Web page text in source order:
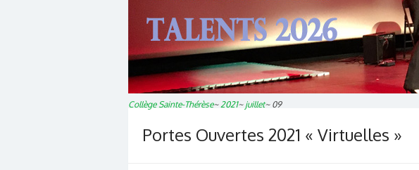
Collège Sainte-Thérèse~2021~ juillet~ 09
Portes Ouvertes 2021 « Virtuelles »